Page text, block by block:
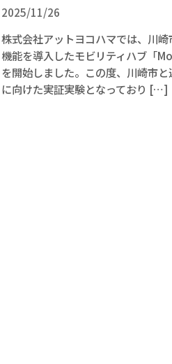
2025/11/26
株式会社アットヨコハマでは、川
機能を導入したモビリティハブ「
を開始しました。この度、川崎市
に向けた実証実験となっており […]